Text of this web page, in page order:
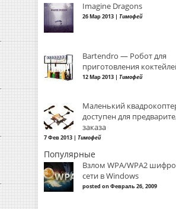
Imagine Dragons
26 Мар 2013 | Тимофей
Bartendro — Робот для
приготовления
12 Мар 2013 | Тимофей
Маленький
доступен для
заказа
7 Фев 2013 | Тимофей
Популярные
Взлом WPA/WPA2
сети в Windows
posted on Февраль 26, 2009